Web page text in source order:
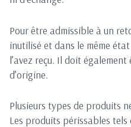
Pour être admissible à un
inutilisé et dans le même
l’avez reçu. Il doit
d’origine.
Plusieurs types de produits
Les produits périssables